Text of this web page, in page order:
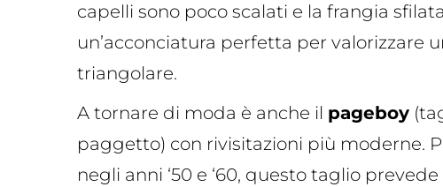
capelli sono poco scalati e la frangia
un’acconciatura perfetta per valorizzare
triangolare.
A tornare di moda è anche il pageboy
paggetto) con rivisitazioni più moderne.
negli anni ‘50 e ‘60, questo taglio prevede